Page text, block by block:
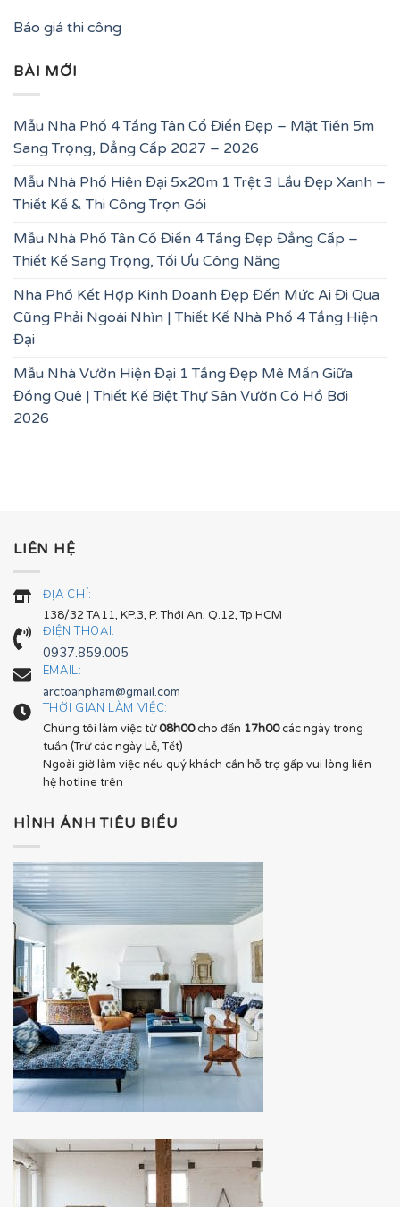
Báo giá thi công
BÀI MỚI
Mẫu Nhà Phố 4 Tầng Tân Cổ Điển Đẹp – Mặt Tiền 5m
Sang Trọng, Đẳng Cấp 2027 – 2026
Mẫu Nhà Phố Hiện Đại 5x20m 1 Trệt 3 Lầu Đẹp Xanh –
Thiết Kế & Thi Công Trọn Gói
Mẫu Nhà Phố Tân Cổ Điển 4 Tầng Đẹp Đẳng Cấp –
Thiết Kế Sang Trọng, Tối Ưu Công Năng
Nhà Phố Kết Hợp Kinh Doanh Đẹp Đến Mức Ai Đi Qua
Cũng Phải Ngoái Nhìn | Thiết Kế Nhà Phố 4 Tầng Hiện
Đại
Mẫu Nhà Vườn Hiện Đại 1 Tầng Đẹp Mê Mẩn Giữa
Đồng Quê | Thiết Kế Biệt Thự Sân Vườn Có Hồ Bơi
2026
LIÊN HỆ
ĐỊA CHỈ:
138/32 TA11, KP.3, P. Thới An, Q.12, Tp.HCM
ĐIỆN THOẠI:
0937.859.005
EMAIL:
arctoanpham@gmail.com
THỜI GIAN LÀM VIỆC:
Chúng tôi làm việc từ08h00cho đến 17h00các ngày trong
tuần (Trừ các ngày Lễ, Tết)
Ngoài giờ làm việc nếu quý khách cần hỗ trợ gấp vui lòng liên
hệ hotline trên
HÌNH ẢNH TIÊU BIỂU